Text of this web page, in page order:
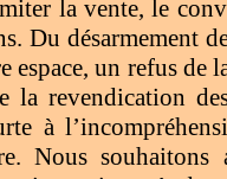
la vente, le
Du désarmement
espace, un refus
la revendication
à
Nous